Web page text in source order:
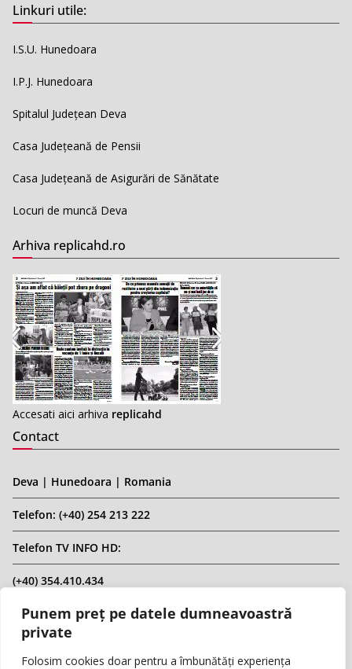
Punem preț pe datele dumneavoastră
private
Folosim cookies doar pentru a îmbunătăți experiența
Linkuri utile:
I.S.U. Hunedoara
I.P.J. Hunedoara
Spitalul Județean Deva
Casa Județeană de Pensii
Casa Județeană de Asigurări de Sănătate
Locuri de muncă Deva
Arhiva replicahd.ro
Accesati aici arhiva replicahd
Contact
Deva | Hunedoara | Romania
Telefon: (+40) 254 213 222
Telefon TV INFO HD:
(+40) 354.410.434
Email: infohd20@gmail.com
Website: www.replicahd.ro